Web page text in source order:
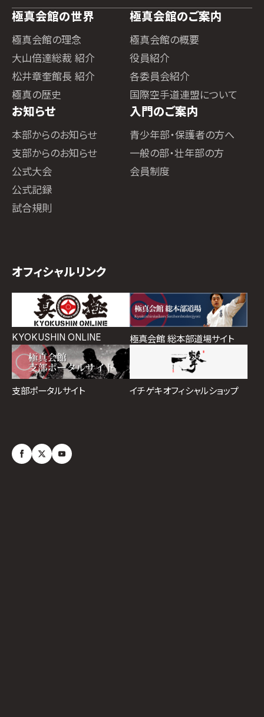
極真会館の世界
極真会館の理念
大山倍達総裁 紹介
松井章奎館長 紹介
極真の歴史
極真会館のご案内
極真会館の概要
役員紹介
各委員会紹介
国際空手道連盟について
お知らせ
本部からのお知らせ
支部からのお知らせ
公式大会
公式記録
試合規則
入門のご案内
青少年部・保護者の方へ
一般の部・壮年部の方
会員制度
オフィシャルリンク
KYOKUSHIN ONLINE 極真会館 総本部道場サイト
支部ポータルサイト イチゲキオフィシャルショップ